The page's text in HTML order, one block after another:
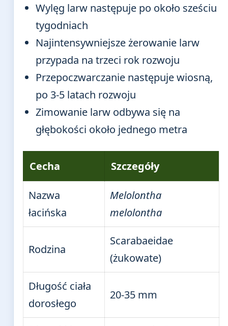
Wylęg larw następuje po około sześciu
tygodniach
Najintensywniejsze żerowanie larw
przypada na trzeci rok rozwoju
Przepoczwarczanie następuje wiosną,
po 3-5 latach rozwoju
Zimowanie larw odbywa się na
głębokości około jednego metra
Cecha Szczegóły
Nazwa
łacińska
Melolontha
melolontha
Rodzina
Scarabaeidae
(żukowate)
Długość ciała
dorosłego
20-35 mm